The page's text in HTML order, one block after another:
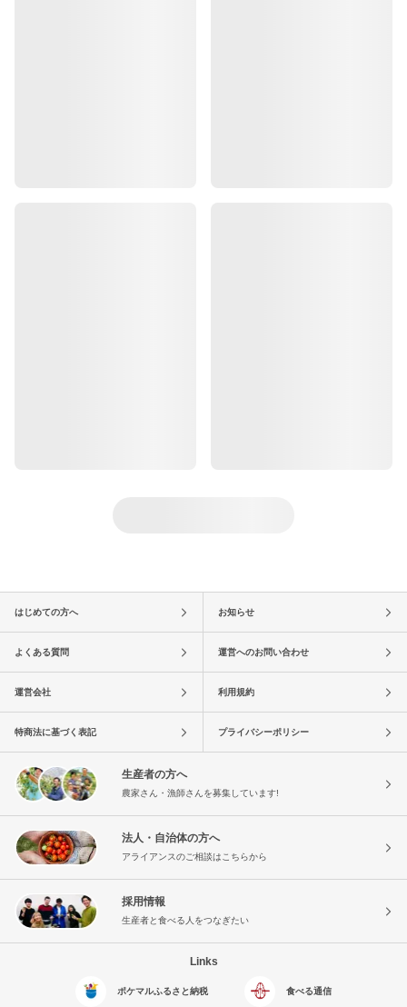
はじめての方へ お知らせ
よくある質問 運営へのお問い合わせ
運営会社 利用規約
特商法に基づく表記 プライバシーポリシー
生産者の方へ
農家さん・漁師さんを募集しています!
法人・自治体の方へ
アライアンスのご相談はこちらから
採用情報
生産者と食べる人をつなぎたい
Links
ポケマルふるさと納税 食べる通信